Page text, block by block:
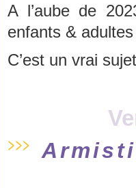
A l’aube de
enfants &
C’est un vrai